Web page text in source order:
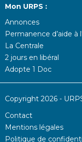
Mon URPS :
Annonces
Permanence d’aide à
La Centrale
2 jours en libéral
Adopte 1 Doc
Copyright 2026 -
Contact
Mentions légales
Politique de